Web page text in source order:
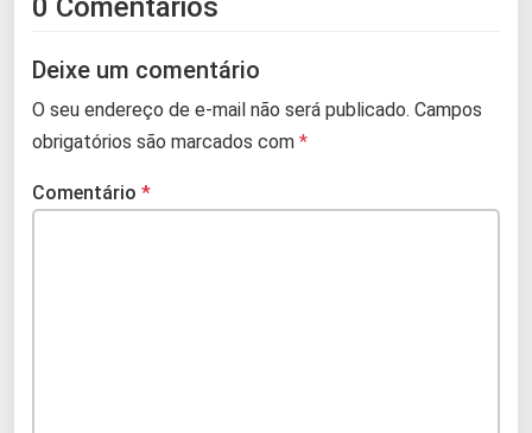
0 Comentários
Deixe um comentário
O seu endereço de e-mail não será publicado. Campos
obrigatórios são marcados com *
Comentário *